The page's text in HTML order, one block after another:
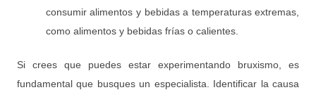
consumir alimentos y bebidas a temperaturas extremas,
como alimentos y bebidas frías o calientes.
Si crees que puedes estar experimentando bruxismo, es
fundamental que busques un especialista. Identificar la causa